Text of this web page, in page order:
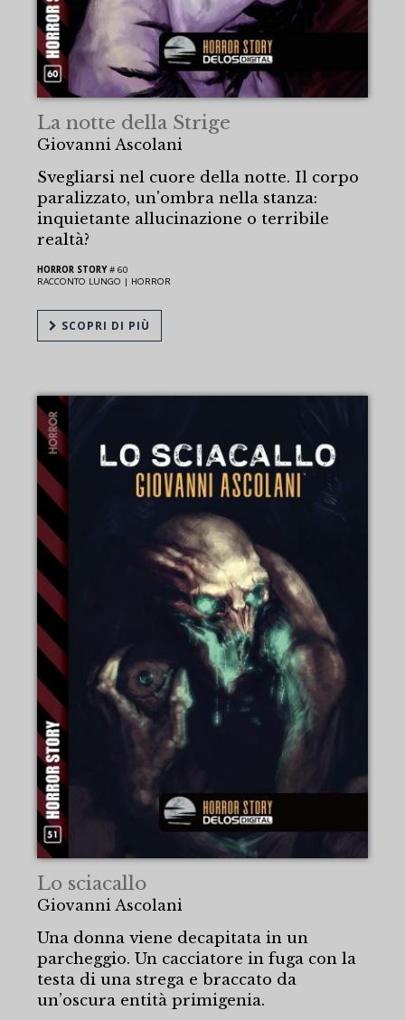
La notte della Strige
Giovanni Ascolani
Svegliarsi nel cuore della notte. Il corpo
paralizzato, un'ombra nella stanza:
inquietante allucinazione o terribile
realtà?
HORROR STORY# 60
RACCONTO LUNGO | HORROR
SCOPRI DI PIÙ
Lo sciacallo
Giovanni Ascolani
Una donna viene decapitata in un
parcheggio. Un cacciatore in fuga con la
testa di una strega e braccato da
un’oscura entità primigenia.